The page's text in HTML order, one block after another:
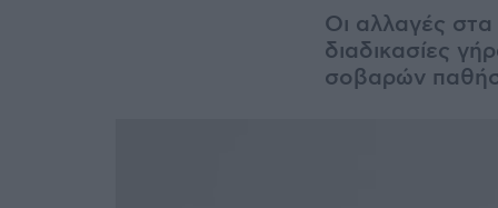
Οι αλλαγές στα
διαδικασίες
σοβαρών